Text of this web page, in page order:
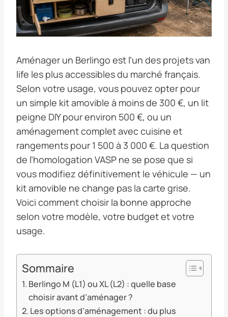
Aménager un Berlingo est l’un des projets van
life les plus accessibles du marché français.
Selon votre usage, vous pouvez opter pour
un simple kit amovible à moins de 300 €, un lit
peigne DIY pour environ 500 €, ou un
aménagement complet avec cuisine et
rangements pour 1 500 à 3 000 €. La question
de l’homologation VASP ne se pose que si
vous modifiez définitivement le véhicule — un
kit amovible ne change pas la carte grise.
Voici comment choisir la bonne approche
selon votre modèle, votre budget et votre
usage.
Sommaire
Berlingo M (L1) ou XL (L2) : quelle base
choisir avant d’aménager ?
Les options d’aménagement : du plus